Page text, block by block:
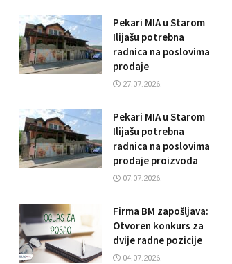
Pekari MIA u Starom
Ilijašu potrebna
radnica na poslovima
prodaje
27.07.2026.
Pekari MIA u Starom
Ilijašu potrebna
radnica na poslovima
prodaje proizvoda
07.07.2026.
Firma BM zapošljava:
Otvoren konkurs za
dvije radne pozicije
04.07.2026.